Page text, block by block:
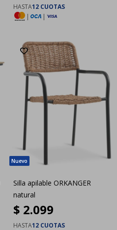
HASTA12 CUOTAS
|
|
Silla apilable ORKANGER
natural
$ 2.099
HASTA12 CUOTAS